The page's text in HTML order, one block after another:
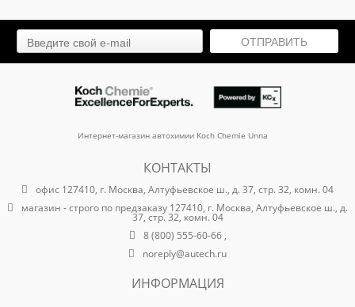
комплексов (22 кг)
арт. 311022
ОТПРАВИТЬ
Интернет-магазин автохимии Koch Chemie Unna
КОНТАКТЫ
офис 127410, г. Москва, Алтуфьевское ш., д. 37, стр. 32, комн. 04
магазин - строго по предзаказу 127410, г. Москва, Алтуфьевское ш., д.
37, стр. 32, комн. 04
8 (800) 555-60-66 ,
noreply@autech.ru
ИНФОРМАЦИЯ